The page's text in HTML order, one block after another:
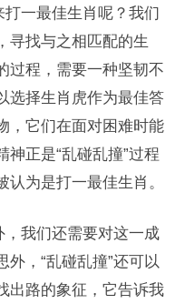
打一最佳生肖呢？我们
寻找与之相匹配的生
过程，需要一种坚韧不
选择生肖虎作为最佳答
，它们在面对困难时能
正是“乱碰乱撞”过程
为是打一最佳生肖。
，我们还需要对这一成
，“乱碰乱撞”还可以
出路的象征，它告诉我